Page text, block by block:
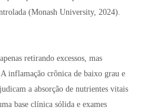
(Monash University, 2024).
retirando excessos, mas
inflamação crônica de baixo grau e
a absorção de nutrientes vitais
base clínica sólida e exames